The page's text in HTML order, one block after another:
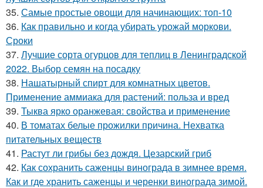
35. Самые простые овощи для начинающих: топ-10
36. Как правильно и когда убирать урожай моркови.
Сроки
37. Лучшие сорта огурцов для теплиц в Ленинградской
2022. Выбор семян на посадку
38. Нашатырный спирт для комнатных цветов.
Применение аммиака для растений: польза и вред
39. Тыква ярко оранжевая: свойства и применение
40. В томатах белые прожилки причина. Нехватка
питательных веществ
41. Растут ли грибы без дождя. Цезарский гриб
42. Как сохранить саженцы винограда в зимнее время.
Как и где хранить саженцы и черенки винограда зимой.